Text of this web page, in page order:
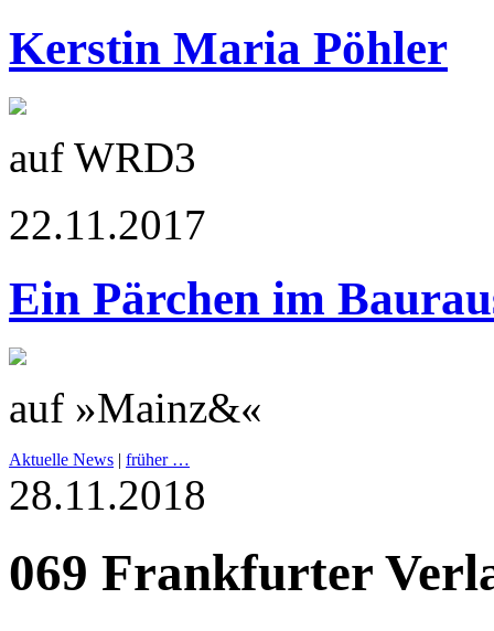
Kerstin Maria Pöhler
auf WRD3
22.11.2017
Ein Pärchen im
auf »Mainz&«
Aktuelle News | früher …
28.11.2018
069 Frankfurter